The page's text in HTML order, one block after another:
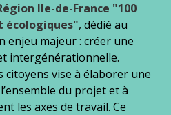
Ile-de-France "100
écologiques", dédié au
enjeu majeur : créer une
intergénérationnelle.
citoyens vise à élaborer une
du projet et à
les axes de travail. Ce